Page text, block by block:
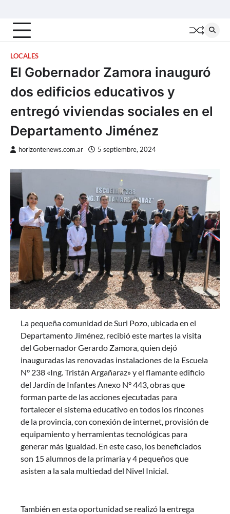
content
LOCALES
El Gobernador Zamora inauguró
dos edificios educativos y
entregó viviendas sociales en el
Departamento Jiménez
horizontenews.com.ar 5 septiembre, 2024
La pequeña comunidad de Suri Pozo, ubicada en el
Departamento Jiménez, recibió este martes la visita
del Gobernador Gerardo Zamora, quien dejó
inauguradas las renovadas instalaciones de la Escuela
N° 238 «Ing. Tristán Argañaraz» y el flamante edificio
del Jardín de Infantes Anexo N° 443, obras que
forman parte de las acciones ejecutadas para
fortalecer el sistema educativo en todos los rincones
de la provincia, con conexión de internet, provisión de
equipamiento y herramientas tecnológicas para
generar más igualdad. En este caso, los beneficiados
son 15 alumnos de la primaria y 4 pequeños que
asisten a la sala multiedad del Nivel Inicial.
También en esta oportunidad se realizó la entrega